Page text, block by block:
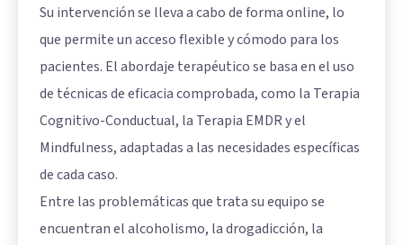
Su intervención se lleva a cabo de forma online, lo
que permite un acceso flexible y cómodo para los
pacientes. El abordaje terapéutico se basa en el uso
de técnicas de eficacia comprobada, como la Terapia
Cognitivo-Conductual, la Terapia EMDR y el
Mindfulness, adaptadas a las necesidades específicas
de cada caso.
Entre las problemáticas que trata su equipo se
encuentran el alcoholismo, la drogadicción, la